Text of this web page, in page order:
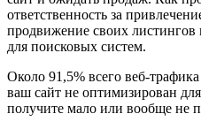
ответственность за
продвижение своих
для поисковых систем.
Около 91,5% всего веб-
ваш сайт не оптимизирован
получите мало или вообще не